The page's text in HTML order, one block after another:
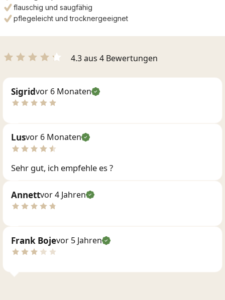
flauschig und saugfähig
pflegeleicht und trocknergeeignet
4.3 aus 4 Bewertungen
Sigridvor 6 Monaten
Lusvor 6 Monaten
Sehr gut, ich empfehle es ?
Annettvor 4 Jahren
Frank Bojevor 5 Jahren